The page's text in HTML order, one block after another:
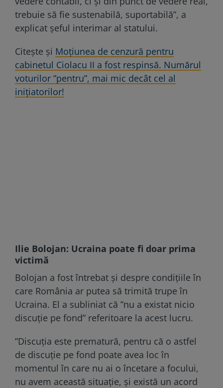
trebuie să fie sustenabilă, suportabilă”, a
explicat șeful interimar al statului.
Citește și Moțiunea de cenzură pentru
cabinetul Ciolacu II a fost respinsă. Numărul
voturilor ”pentru”, mai mic decât cel al
inițiatorilor!
Ilie Bolojan: Ucraina poate fi doar prima
victimă
Bolojan a fost întrebat și despre condițiile în
care România ar putea să trimită trupe în
Ucraina. El a subliniat că ”nu a existat nicio
discuție pe fond” referitoare la acest lucru.
”Discuția este prematură, pentru că o astfel
de discuție pe fond poate avea loc în
momentul în care nu ai o încetare a focului,
nu avem această situație, și există un acord